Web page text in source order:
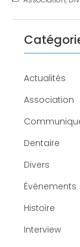
Actualités
Association
Dentaire
Divers
Événements
Histoire
Interview